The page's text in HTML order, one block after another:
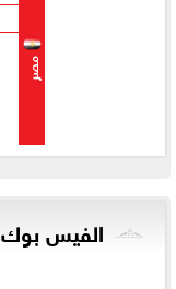
مصر
الفيس بوك